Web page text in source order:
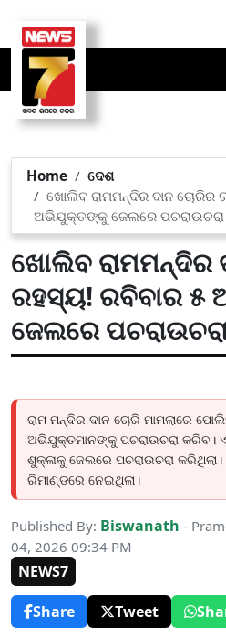
Home
ଦେଶ
ଖୋଲିବ ରାମମନ୍ଦିର ଦାନ ଚୋରିର
ଅଭିଯୁକ୍ତଙ୍କୁ ଜେଲରେ
ଖୋଲିବ ରାମମନ୍ଦିର
ରହସ୍ୟ! ରବିବାର
ଜେଲରେ
ରାମ ମନ୍ଦିର ଦାନ ଚୋରି ମାମଲାରେ
ଅଭିଯୁକ୍ତମାନଙ୍କୁ ପଚରାଉଚରା କରିବ।
ଶୁକ୍ଳାକୁ ଜେଲରେ ପଚରାଉଚରା
ରିମାଣ୍ଡରେ ନେଇଥିଲା।
Published By: Biswanath -
04, 2026 09:34 PM
NEWS7
Share
Tweet